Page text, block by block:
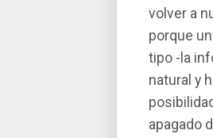
volver a
porque
tipo -la
natural y
apagado